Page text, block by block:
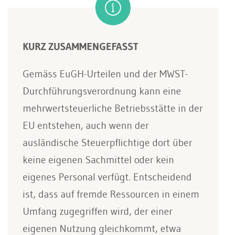
KURZ ZUSAMMENGEFASST
Gemäss EuGH-Urteilen und der MWST-
Durchführungsverordnung kann eine
mehrwertsteuerliche Betriebsstätte in der
EU entstehen, auch wenn der
ausländische Steuerpflichtige dort über
keine eigenen Sachmittel oder kein
eigenes Personal verfügt. Entscheidend
ist, dass auf fremde Ressourcen in einem
Umfang zugegriffen wird, der einer
eigenen Nutzung gleichkommt, etwa